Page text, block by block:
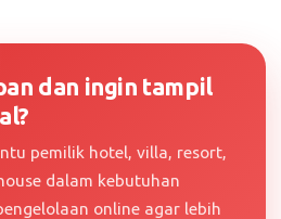
dan ingin tampil
pemilik hotel, villa, resort,
dalam kebutuhan
online agar lebih